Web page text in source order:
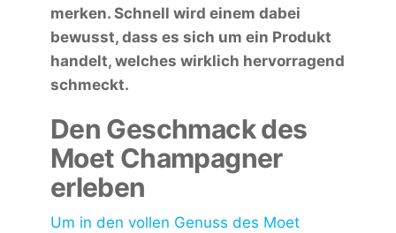
merken. Schnell wird einem dabei
bewusst, dass es sich um ein Produkt
handelt, welches wirklich hervorragend
schmeckt.
Den Geschmack des
Moet Champagner
erleben
Um in den vollen Genuss des Moet